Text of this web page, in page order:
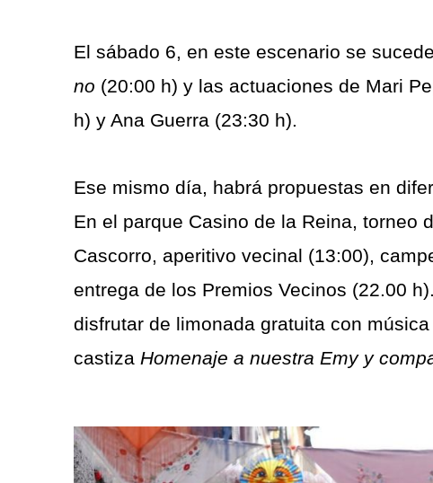
El sábado 6, en este escenario se
no (20:00 h) y las actuaciones de Mari
h) y Ana Guerra (23:30 h).
Ese mismo día, habrá propuestas en
En el parque Casino de la Reina, torneo
Cascorro, aperitivo vecinal (13:00),
entrega de los Premios Vecinos (22.00
disfrutar de limonada gratuita con
castiza Homenaje a nuestra Emy y